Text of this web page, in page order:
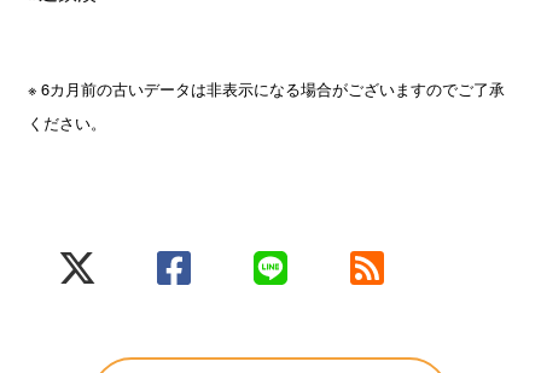
※ 6カ月前の古いデータは非表示になる場合がございますのでご了承
ください。